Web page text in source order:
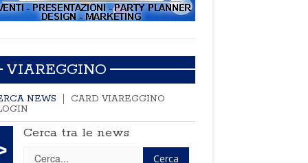
VIAREGGINO
NEWS
CARD VIAREGGINO
Cerca tra le news